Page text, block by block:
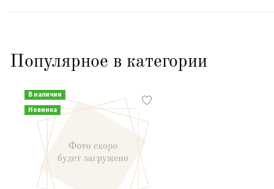
Популярное в категории
В наличии
Новинка